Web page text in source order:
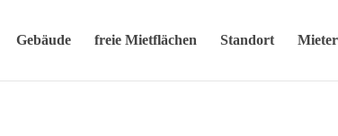
Gebäude freie Mietflächen Standort Mieter